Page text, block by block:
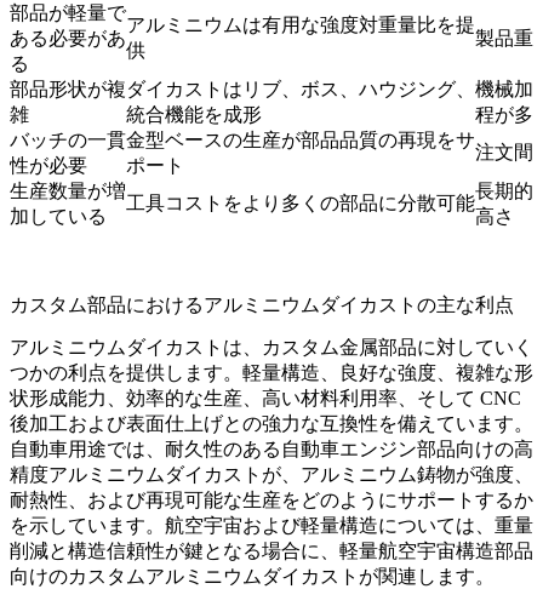
部品が軽量で
ある必要があ
る
アルミニウムは有用な強度対重量比を提
供
製品重
部品形状が複
雑
ダイカストはリブ、ボス、ハウジング、
統合機能を成形
機械加
程が多
バッチの一貫
性が必要
金型ベースの生産が部品品質の再現をサ
ポート
注文間
生産数量が増
加している
工具コストをより多くの部品に分散可能
長期的
高さ
カスタム部品におけるアルミニウムダイカストの主な利点
アルミニウムダイカストは、カスタム金属部品に対していく
つかの利点を提供します。軽量構造、良好な強度、複雑な形
状形成能力、効率的な生産、高い材料利用率、そして CNC
後加工および表面仕上げとの強力な互換性を備えています。
自動車用途では、 耐久性のある自動車エンジン部品向けの高
精度アルミニウムダイカスト が、アルミニウム鋳物が強度、
耐熱性、および再現可能な生産をどのようにサポートするか
を示しています。航空宇宙および軽量構造については、重量
削減と構造信頼性が鍵となる場合に、 軽量航空宇宙構造部品
向けのカスタムアルミニウムダイカスト が関連します。